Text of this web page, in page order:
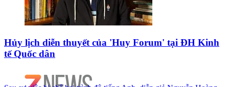
Hủy lịch diễn thuyết của 'Huy Forum' tại ĐH Kinh
tế Quốc dân